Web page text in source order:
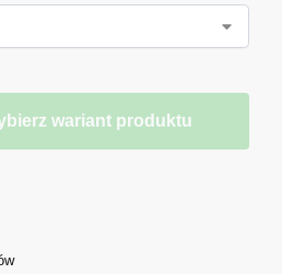
wariant produktu